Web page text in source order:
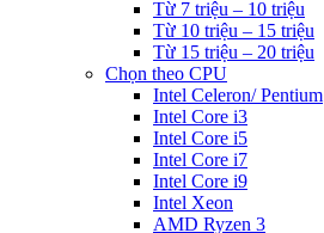
Từ 7 triệu – 10 triệu
Từ 10 triệu – 15 triệu
Từ 15 triệu – 20 triệu
Chọn theo CPU
Intel Celeron/ Pentium
Intel Core i3
Intel Core i5
Intel Core i7
Intel Core i9
Intel Xeon
AMD Ryzen 3